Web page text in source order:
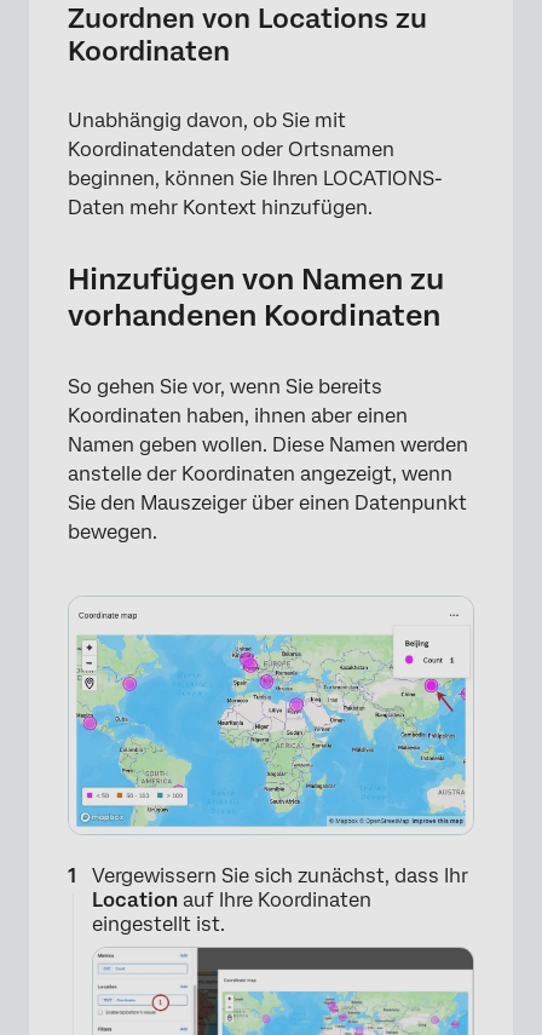
Zuordnen von Locations zu
Koordinaten
Unabhängig davon, ob Sie mit
Koordinatendaten oder Ortsnamen
beginnen, können Sie Ihren LOCATIONS-
Daten mehr Kontext hinzufügen.
Hinzufügen von Namen zu
vorhandenen Koordinaten
So gehen Sie vor, wenn Sie bereits
Koordinaten haben, ihnen aber einen
Namen geben wollen. Diese Namen werden
anstelle der Koordinaten angezeigt, wenn
Sie den Mauszeiger über einen Datenpunkt
bewegen.
Vergewissern Sie sich zunächst, dass Ihr
Location auf Ihre Koordinaten
eingestellt ist.